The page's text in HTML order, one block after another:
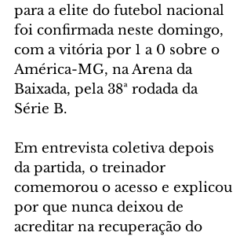
para a elite do futebol nacional
foi confirmada neste domingo,
com a vitória por 1 a 0 sobre o
América-MG, na Arena da
Baixada, pela 38ª rodada da
Série B.
Em entrevista coletiva depois
da partida, o treinador
comemorou o acesso e explicou
por que nunca deixou de
acreditar na recuperação do